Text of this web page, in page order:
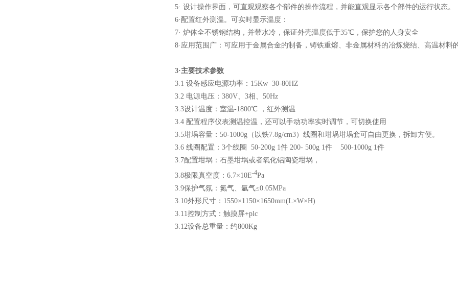
5· 设计操作界面，可直观观察各个部件的操作流程，并能直观显示各个部件的运行状态。
6·配置红外测温。可实时显示温度：
7· 炉体全不锈钢结构，并带水冷，保证外壳温度低于35℃，保护您的人身安全
8·应用范围广：可应用于金属合金的制备，铸铁重熔、非金属材料的冶炼烧结、高温材料
3·主要技术参数
3.1 设备感应电源功率：15Kw 30-80HZ
3.2 电源电压：380V、3相、50Hz
3.3设计温度：室温-1800℃ ，红外测温
3.4 配置程序仪表测温控温，还可以手动功率实时调节，可切换使用
3.5坩埚容量：50-1000g（以铁7.8g/cm3）线圈和坩埚坩埚套可自由更换，拆卸方便。
3.6 线圈配置：3个线圈 50-200g 1件 200- 500g 1件 500-1000g 1件
3.7配置坩埚：石墨坩埚或者氧化铝陶瓷坩埚，
3.8极限真空度：6.7×10E-4Pa
3.9保护气氛：氮气、氩气≤0.05MPa
3.10外形尺寸：1550×1150×1650mm(L×W×H)
3.11控制方式：触摸屏+plc
3.12设备总重量：约800Kg